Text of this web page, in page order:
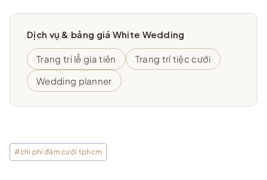
Dịch vụ & bảng giá White Wedding
Trang trí lễ gia tiên
Trang trí tiệc cưới
Wedding planner
Post
Tags:
#chi phí đám cưới tphcm